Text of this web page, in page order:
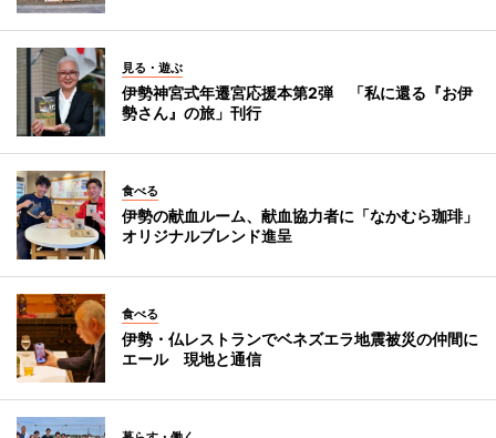
見る・遊ぶ
伊勢神宮式年遷宮応援本第2弾 「私に還る『お伊
勢さん』の旅」刊行
食べる
伊勢の献血ルーム、献血協力者に「なかむら珈琲」
オリジナルブレンド進呈
食べる
伊勢・仏レストランでベネズエラ地震被災の仲間に
エール 現地と通信